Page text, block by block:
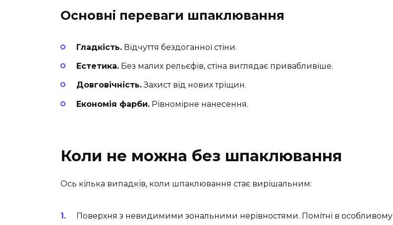
Основні переваги шпаклювання
Гладкість. Відчуття бездоганної стіни.
Естетика. Без малих рельєфів, стіна виглядає привабливіше.
Довговічність.Захист від нових тріщин.
Економія фарби. Рівномірне нанесення.
Коли не можна без шпаклювання
Ось кілька випадків, коли шпаклювання стає вирішальним:
Поверхня з невидимими зональними нерівностями. Помітні в особливому